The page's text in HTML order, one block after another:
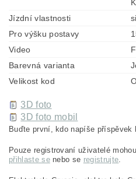
Jízdní vlastnosti
Pro výšku postavy
Video
Barevná varianta
Velikost kod
3D foto
3D foto mobil
Buďte první, kdo napíše příspěvek
Pouze registrovaní uživatelé
přihlaste senebo se registrujte.